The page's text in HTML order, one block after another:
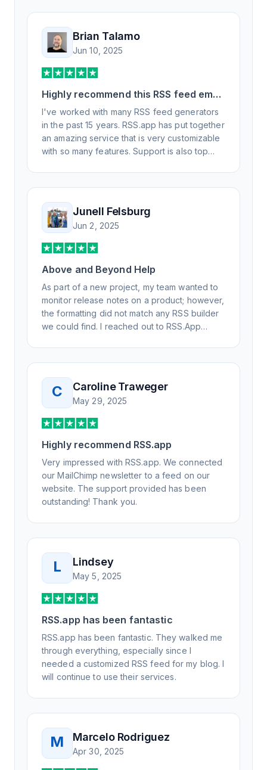
Brian Talamo
Jun 10, 2025
Highly recommend this RSS feed email
/ widget generator service.
I've worked with many RSS feed generators
in the past 15 years. RSS.app has put together
an amazing service that is very customizable
with so many features. Support is also top
professionally. Highly recommend for all your
RSS feed needs. Our trucking news hub
website couldn't work without it. Thank you.
Junell Felsburg
Jun 2, 2025
Above and Beyond Help
As part of a new project, my team wanted to
monitor release notes on a product; however,
the formatting did not match any RSS builder
we could find. I reached out to RSS.App
day, but I spoke to someone who was
knowledgeable, kind, and clearly wanted to
understand the issue. It has been a few
weeks, but after many revisions and direct
support, all of my release notes are in a way
that my users understand and find value in.
Honestly, it has been an exceptional
experience, and I will be pushing everyone I
know to RSS.app for their RSS needs.
C Caroline Traweger
May 29, 2025
Highly recommend RSS.app
Very impressed with RSS.app. We connected
our MailChimp newsletter to a feed on our
website. The support provided has been
outstanding! Thank you.
L Lindsey
May 5, 2025
RSS.app has been fantastic
RSS.app has been fantastic. They walked me
through everything, especially since I
needed a customized RSS feed for my blog. I
will continue to use their services.
M Marcelo Rodriguez
Apr 30, 2025